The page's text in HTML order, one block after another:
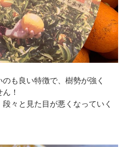
も良い特徴で、樹勢が強く
！
々と見た目が悪くなっていく